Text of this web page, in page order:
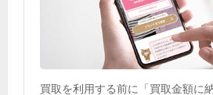
買取を利用する前に「買取金額に